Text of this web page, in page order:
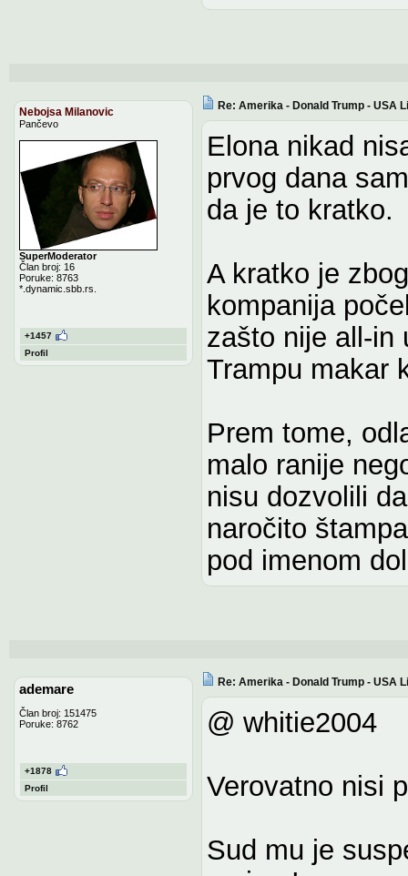
Nebojsa Milanovic
Pančevo
SuperModerator
Član broj: 16
Poruke: 8763
*.dynamic.sbb.rs.
+1457
Profil
Re: Amerika - Donald Trump - USA
Elona nikad
prvog dana
da je to kratko.
A kratko je
kompanija
zašto nije all-in
Trampu makar
Prem tome,
malo ranije
nisu dozvolili
naročito
pod imenom
ademare
Član broj: 151475
Poruke: 8762
+1878
Profil
Re: Amerika - Donald Trump - USA
@ whitie2004
Verovatno nisi
Sud mu je